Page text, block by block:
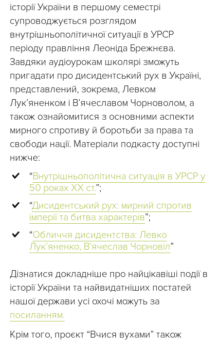
історії України в першому семестрі
супроводжується розглядом
внутрішньополітичної ситуації в УРСР
періоду правління Леоніда Брежнєва.
Завдяки аудіоурокам школярі зможуть
пригадати про дисидентський рух в Україні,
представлений, зокрема, Левком
Лук’яненком і В’ячеславом Чорноволом, а
також ознайомитися з основними аспекти
мирного спротиву й боротьби за права та
свободи нації. Матеріали подкасту доступні
нижче:
“Внутрішньополітична ситуація в УРСР у
50 роках XX ст.”;
“Дисидентський рух: мирний спротив
імперії та битва характерів”;
“Обличчя дисидентства: Левко
Лук’яненко, В’ячеслав Чорновіл”
Дізнатися докладніше про найцікавіші події в
історії України та найвидатніших постатей
нашої держави усі охочі можуть за
посиланням.
Крім того, проєкт “Вчися вухами” також